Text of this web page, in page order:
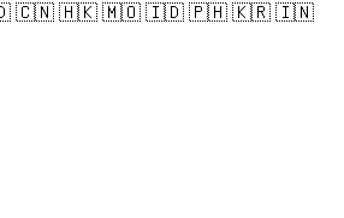
🇨🇳 🇭🇰 🇲🇴 🇮🇩 🇵🇭 🇰🇷 🇮🇳